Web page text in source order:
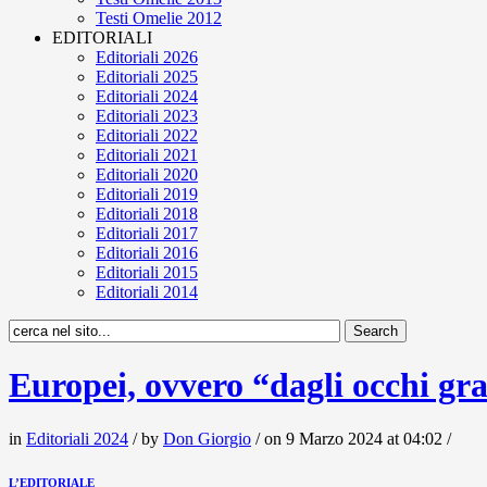
Testi Omelie 2012
EDITORIALI
Editoriali 2026
Editoriali 2025
Editoriali 2024
Editoriali 2023
Editoriali 2022
Editoriali 2021
Editoriali 2020
Editoriali 2019
Editoriali 2018
Editoriali 2017
Editoriali 2016
Editoriali 2015
Editoriali 2014
Europei, ovvero “dagli occhi
in Editoriali 2024 / by Don Giorgio / on 9 Marzo 2024 at 04:02 /
L’EDITORIALE